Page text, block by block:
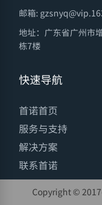
邮箱:
地址：广东省广州市
栋7楼
快速导航
首诺首页
服务与支持
解决方案
联系首诺
Copyright ©